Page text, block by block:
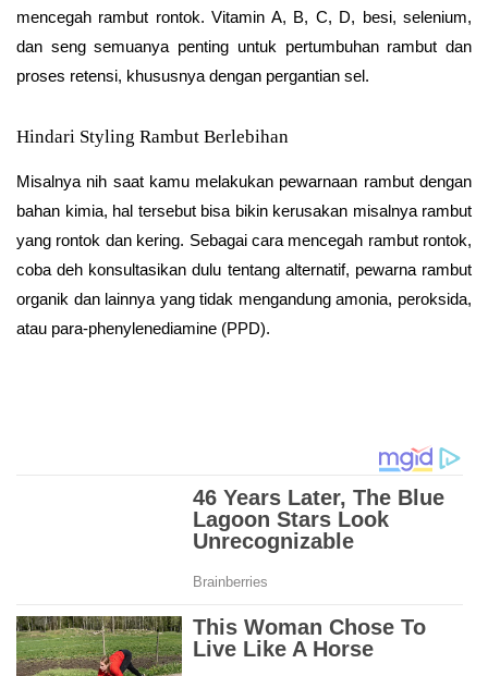
mencegah rambut rontok. Vitamin A, B, C, D, besi, selenium,
dan seng semuanya penting untuk pertumbuhan rambut dan
proses retensi, khususnya dengan pergantian sel.
Hindari Styling Rambut Berlebihan
Misalnya nih saat kamu melakukan pewarnaan rambut dengan
bahan kimia, hal tersebut bisa bikin kerusakan misalnya rambut
yang rontok dan kering. Sebagai cara mencegah rambut rontok,
coba deh konsultasikan dulu tentang alternatif, pewarna rambut
organik dan lainnya yang tidak mengandung amonia, peroksida,
atau para-phenylenediamine (PPD).